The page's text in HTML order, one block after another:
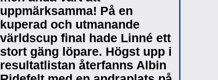
uppmärksamma! På en
kuperad och utmanande
världscup final hade Linné ett
stort gäng löpare. Högst upp i
resultatlistan återfanns Albin